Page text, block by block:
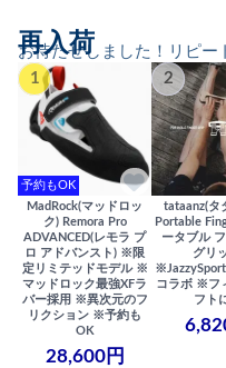
お待たせしました！リピー
再入荷
1
予約もOK
MadRock(マッドロッ
ク) Remora Pro
ADVANCED(レモラ プ
ロ アドバンスト) ※限
定リミテッドモデル ※
マッドロック最強XFラ
バー採用 ※異次元のフ
リクション ※予約も
OK
28,600円
2
tataanz(タ
Portable
ータブル
グリ
コラボ ※フ
フト